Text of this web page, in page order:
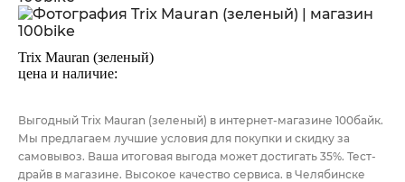
Trix Mauran (зеленый)
цена и наличие:
Выгодный Trix Mauran (зеленый) в интернет-магазине 100байк.
Мы предлагаем лучшие условия для покупки и скидку за
самовывоз. Ваша итоговая выгода может достигать 35%. Тест-
драйв в магазине. Высокое качество сервиса. в Челябинске